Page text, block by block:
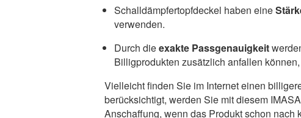
Schalldämpfertopfdeckel haben eine
verwenden.
Durch dieexakte Passgenauigkeit
Billigprodukten zusätzlich anfallen
Vielleicht finden Sie im Internet einen
berücksichtigt, werden Sie mit diesem
Anschaffung, wenn das Produkt schon nach